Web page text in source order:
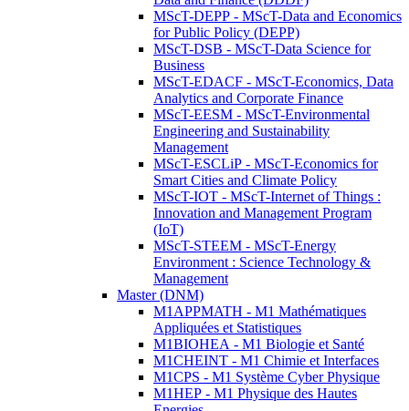
MScT-DEPP - MScT-Data and Economics
for Public Policy (DEPP)
MScT-DSB - MScT-Data Science for
Business
MScT-EDACF - MScT-Economics, Data
Analytics and Corporate Finance
MScT-EESM - MScT-Environmental
Engineering and Sustainability
Management
MScT-ESCLiP - MScT-Economics for
Smart Cities and Climate Policy
MScT-IOT - MScT-Internet of Things :
Innovation and Management Program
(IoT)
MScT-STEEM - MScT-Energy
Environment : Science Technology &
Management
Master (DNM)
M1APPMATH - M1 Mathématiques
Appliquées et Statistiques
M1BIOHEA - M1 Biologie et Santé
M1CHEINT - M1 Chimie et Interfaces
M1CPS - M1 Système Cyber Physique
M1HEP - M1 Physique des Hautes